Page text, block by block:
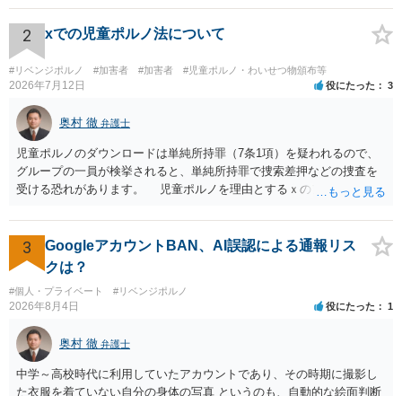
除等を求めることは避けたほうが良いかと思われます。
2 xでの児童ポルノ法について
#リベンジポルノ #加害者 #加害者 #児童ポルノ・わいせつ物頒布等
2026年7月12日 役にたった 3
奥村 徹 弁護士
児童ポルノのダウンロードは単純所持罪（7条1項）を疑われるので、
グループの一員が検挙されると、単純所持罪で捜索差押などの捜査を
受ける恐れがあります。 児童ポルノを理由とするｘのアカウント凍
は珍しくない）、これも捜索差押を受けるおそれがあります
3
GoogleアカウントBAN、AI誤認による通報リス
クは？
#個人・プライベート #リベンジポルノ
2026年8月4日 役にたった 1
奥村 徹 弁護士
中学～高校時代に利用していたアカウントであり、その時期に撮影し
た衣服を着ていない自分の身体の写真 というのも、自動的な絵面判断